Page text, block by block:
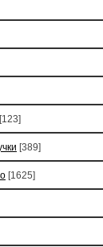
[123]
[389]
[1625]